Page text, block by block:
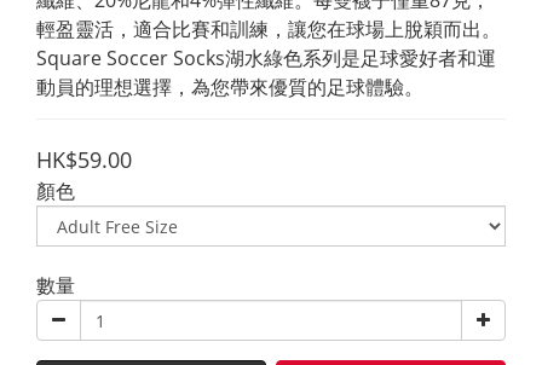
輕盈靈活，適合比賽和訓練，讓您在球場上脫穎而出。
Square Soccer Socks湖水綠色系列是足球愛好者和運
動員的理想選擇，為您帶來優質的足球體驗。
HK$59.00
顏色
數量